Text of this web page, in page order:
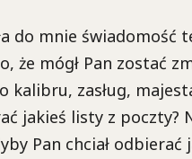
do mnie świadomość
że mógł Pan zostać
kalibru, zasług,
jakieś listy z poczty?
Pan chciał